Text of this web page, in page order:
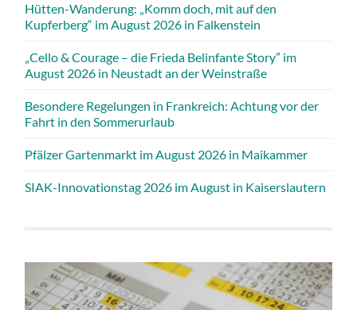
Hütten-Wanderung: „Komm doch, mit auf den
Kupferberg“ im August 2026 in Falkenstein
„Cello & Courage – die Frieda Belinfante Story” im
August 2026 in Neustadt an der Weinstraße
Besondere Regelungen in Frankreich: Achtung vor der
Fahrt in den Sommerurlaub
Pfälzer Gartenmarkt im August 2026 in Maikammer
SIAK-Innovationstag 2026 im August in Kaiserslautern